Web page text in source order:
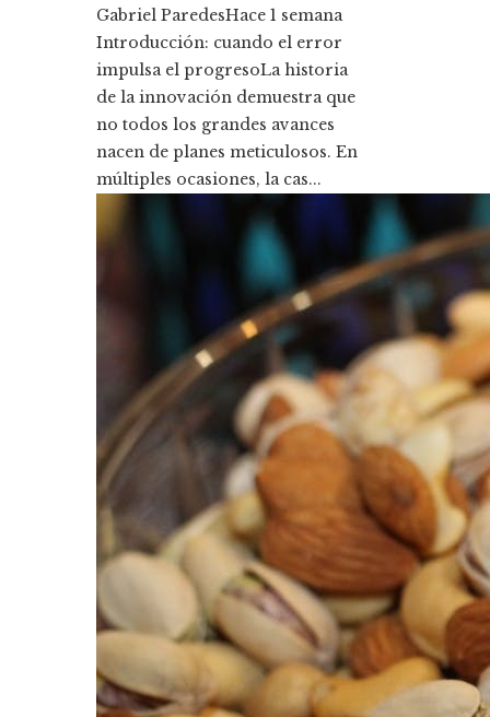
Gabriel ParedesHace 1 semana
Introducción: cuando el error
impulsa el progresoLa historia
de la innovación demuestra que
no todos los grandes avances
nacen de planes meticulosos. En
múltiples ocasiones, la cas...